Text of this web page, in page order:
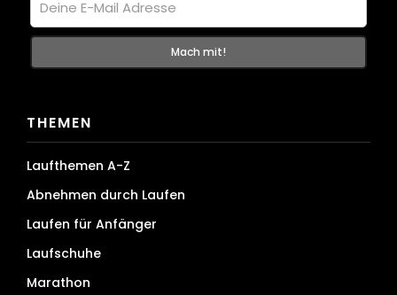
THEMEN
Laufthemen A-Z
Abnehmen durch Laufen
Laufen für Anfänger
Laufschuhe
Marathon